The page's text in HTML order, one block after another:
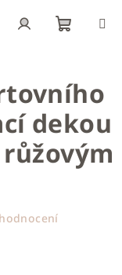
košík
dekou